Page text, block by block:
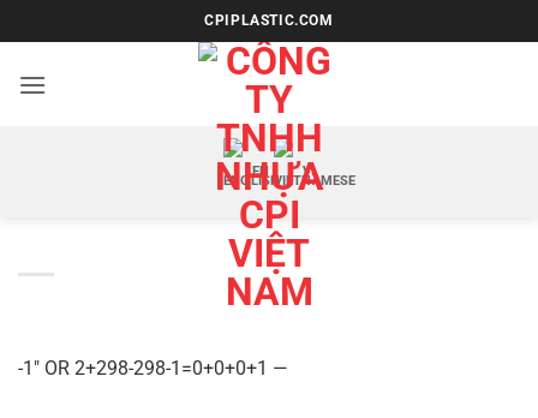
qua
nội
CPIPLASTIC.COM
EN VI
-1″ OR 2+298-298-1=0+0+0+1 —